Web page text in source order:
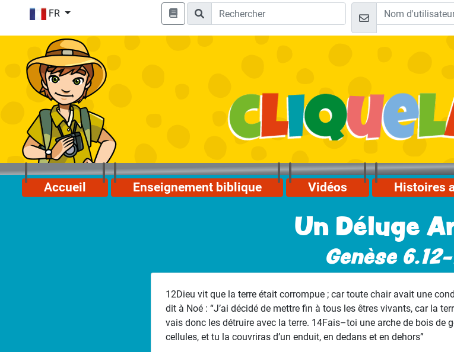
FR
Accueil Enseignement biblique Vidéos Histoires
Un Déluge
Genèse
12Dieu vit que la terre était corrompue ; car toute chair avait une
dit à Noé : “J’ai décidé de mettre fin à tous les êtres vivants, car la
vais donc les détruire avec la terre. 14Fais–toi une arche de bois de
cellules, et tu la couvriras d’un enduit, en dedans et en dehors”